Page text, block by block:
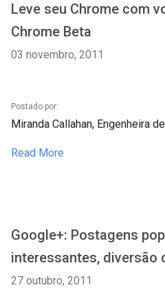
Leve seu Chrome com
Chrome Beta
03 novembro, 2011
Postado por:
Miranda Callahan, Engenheira
Read More
Google+: Postagens
interessantes, diversão
27 outubro, 2011